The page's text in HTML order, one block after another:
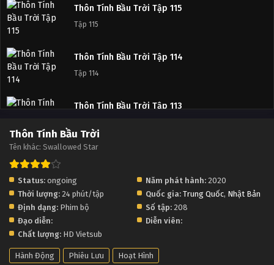
Thôn Tính Bầu Trời Tập 115
Tập 115
Thôn Tính Bầu Trời Tập 114
Tập 114
Thôn Tính Bầu Trời Tập 113
Thôn Tính Bầu Trời Tập 111
Thôn Tính Bầu Trời Tập 110
Thôn Tính Bầu Trời
Tên khác: Swallowed Star
Status: ongoing Năm phát hành: 2020
Thời lượng: 24 phút/tập Quốc gia: Trung Quốc, Nhật Bản
Định dạng: Phim bộ Số tập: 208
Đạo diễn:
Diễn viên:
Chất lượng: HD Vietsub
Hành Động Phiêu Lưu Hoạt Hình